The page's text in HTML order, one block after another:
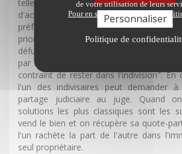
telle. Il est également judicieux de
d'acquisition du bien, "une
préférentielle". Ainsi, en cas de décès
prioritaire pour racheter aux héritiers la
défunt. Si vous êtes mariés : c'est
par la loi. Un bémol ! Le Code civil
contraint de rester dans l'indivision". En
l'un des indivisaires peut demander
partage judiciaire au juge. Quand
solutions les plus classiques sont les
vend le bien et on récupère sa quote-
l'un rachète la part de l'autre dans
seul propriétaire.
de votre utilisation de leurs
Pour en savoir plus sur notre
protection des données
Personnaliser
Politique de